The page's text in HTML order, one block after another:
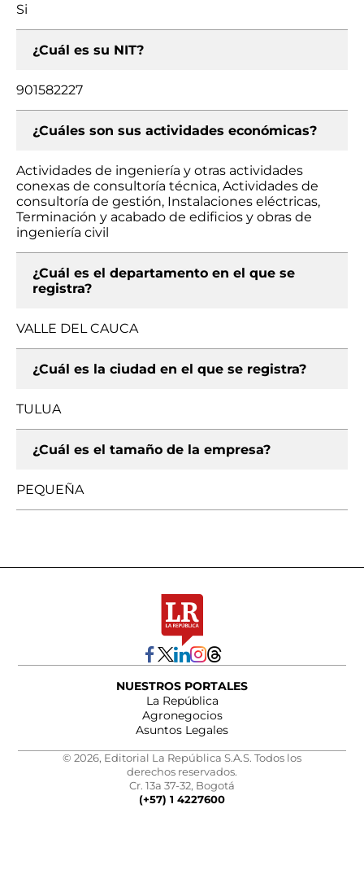
Si
¿Cuál es su NIT?
901582227
¿Cuáles son sus actividades económicas?
Actividades de ingeniería y otras actividades
conexas de consultoría técnica, Actividades de
consultoría de gestión, Instalaciones eléctricas,
Terminación y acabado de edificios y obras de
ingeniería civil
¿Cuál es el departamento en el que se
registra?
VALLE DEL CAUCA
¿Cuál es la ciudad en el que se registra?
TULUA
¿Cuál es el tamaño de la empresa?
PEQUEÑA
NUESTROS PORTALES
La República
Agronegocios
Asuntos Legales
© 2026, Editorial La República S.A.S. Todos los
derechos reservados.
Cr. 13a 37-32, Bogotá
(+57) 1 4227600